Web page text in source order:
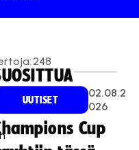
248
UUTISET
02.08.2
026
Cup